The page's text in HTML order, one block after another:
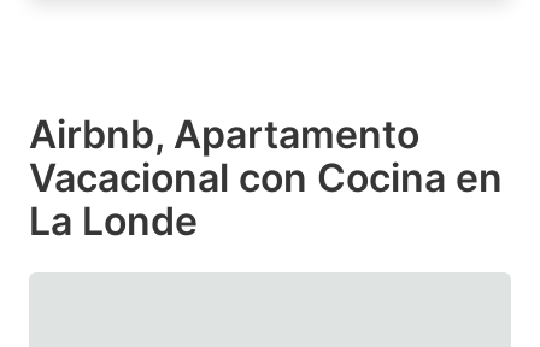
Airbnb, Apartamento
Vacacional con Cocina en
La Londe